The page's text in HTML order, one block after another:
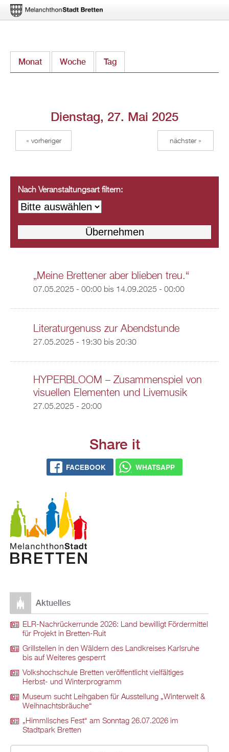
zum
Monat Woche Tag
Dienstag, 27. Mai 2025
« vorheriger nächster »
Nach Veranstaltungsart filtern:
„Meine Brettener aber blieben treu.“
07.05.2025 - 00:00bis 14.09.2025 - 00:00
Literaturgenuss zur Abendstunde
27.05.2025 - 19:30bis 20:30
HYPERBLOOM – Zusammenspiel von
visuellen Elementen und Livemusik
27.05.2025 - 20:00
Share it
FACEBOOK WHATSAPP
Aktuelles
ELR-Nachrückerrunde 2026: Land bewilligt Fördermittel
für Projekt in Bretten-Ruit
Grillstellen in den Wäldern des Landkreises Karlsruhe
bis auf Weiteres gesperrt
Volkshochschule Bretten veröffentlicht vielfältiges
Herbst- und Winterprogramm
Museum sucht Leihgaben für Ausstellung „Winterwelt &
Weihnachtsbräuche“
„Himmlisches Fest“ am Sonntag 26.07.2026 im
Stadtpark Bretten